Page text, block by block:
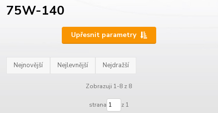
75W-140
Upřesnit parametry
Nejnovější Nejlevnější Nejdražší
Zobrazuji 1-8 z 8
strana z 1